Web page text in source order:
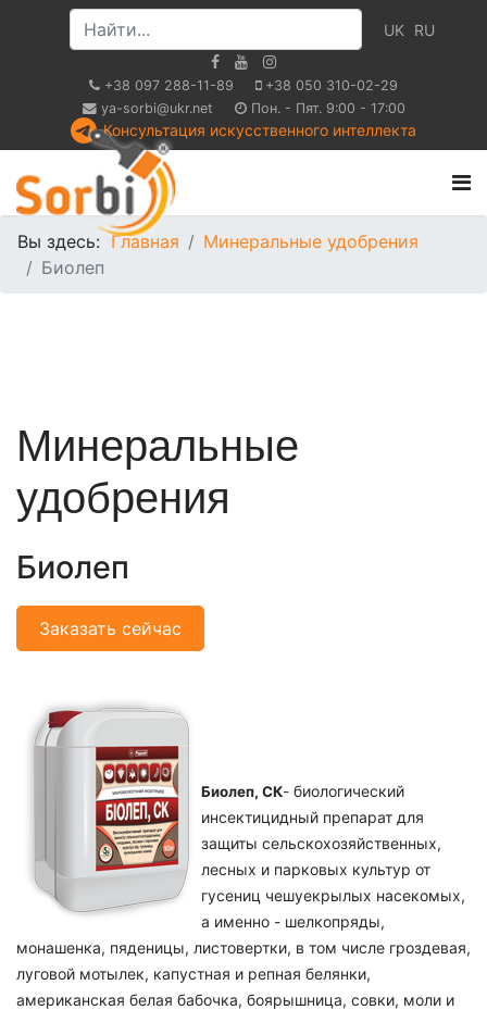
UK RU
+38 097 288-11-89
+38 050 310-02-29
ya-sorbi@ukr.net
Пон. - Пят. 9:00 - 17:00
Консультация искусственного интеллекта
Вы здесь:Главная
Минеральные удобрения
Биолеп
Минеральные
удобрения
Биолеп
Заказать сейчас
Биолеп, СК- биологический
инсектицидный препарат для
защиты сельскохозяйственных,
лесных и парковых культур от
гусениц чешуекрылых насекомых,
а именно - шелкопряды,
монашенка, пяденицы, листовертки, в том числе гроздевая,
луговой мотылек, капустная и репная белянки,
американская белая бабочка, боярышница, совки, моли и